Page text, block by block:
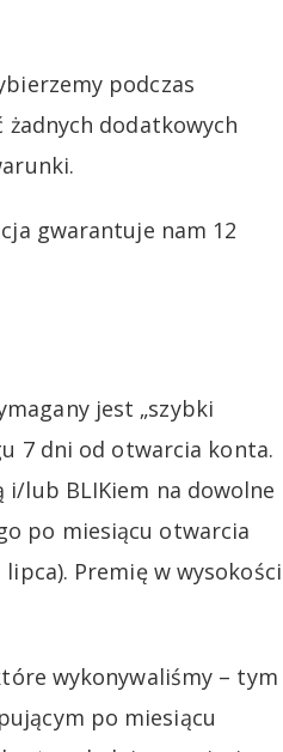
podczas
dodatkowych
gwarantuje nam 12
jest „szybki
7 dni od otwarcia konta.
lub BLIKiem na dowolne
po miesiącu otwarcia
Premię w wysokości
wykonywaliśmy – tym
po miesiącu